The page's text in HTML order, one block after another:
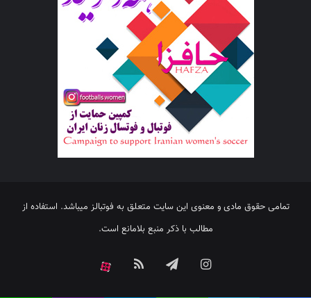
تمامی حقوق مادی و معنوی این سایت متعلق به فوتبالز میباشد. استفاده از
مطالب با ذکر منبع بلامانع است.
اینستاگرامتلگرام خوراک